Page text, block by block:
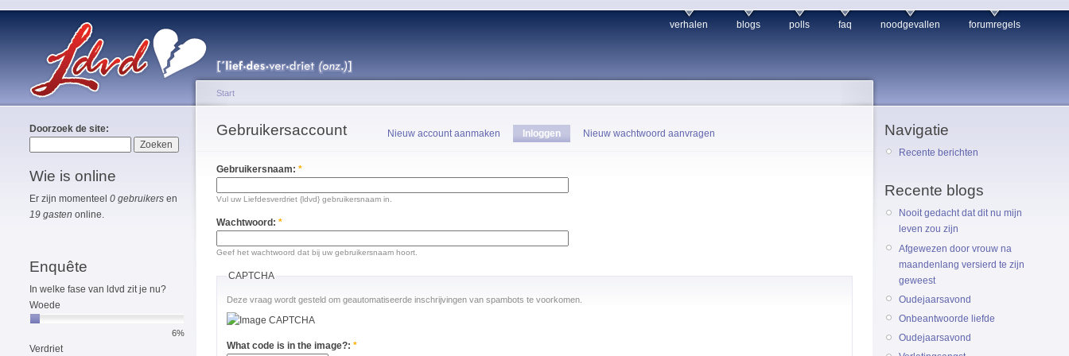
verhalen blogs polls faq noodgevallen forumregels
Doorzoek de site:
Wie is online
Er zijn momenteel 0 gebruikers en
19 gasten online.
Enquête
In welke fase van ldvd zit je nu?
Woede
6%
Verdriet
Start
Gebruikersaccount Nieuw account aanmaken Inloggen Nieuw wachtwoord aanvragen
Gebruikersnaam: *
Vul uw Liefdesverdriet {ldvd} gebruikersnaam in.
Wachtwoord: *
Geef het wachtwoord dat bij uw gebruikersnaam hoort.
CAPTCHA
Deze vraag wordt gesteld om geautomatiseerde inschrijvingen van spambots te voorkomen.
What code is in the image?: *
Navigatie
Recente berichten
Recente blogs
Nooit gedacht dat dit nu mijn
leven zou zijn
Afgewezen door vrouw na
maandenlang versierd te zijn
geweest
Oudejaarsavond
Onbeantwoorde liefde
Oudejaarsavond